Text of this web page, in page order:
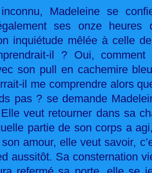
Madeleine se
ses onze
inquiétude mêlée à celle
il ? Oui, comment
son pull en cachemire
il me comprendre alors
pas ? se demande
veut retourner dans sa
partie de son corps a
amour, elle veut savoir,
aussitôt. Sa consternation